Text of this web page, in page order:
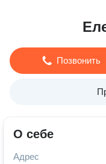
Позвонить
О себе
Адрес